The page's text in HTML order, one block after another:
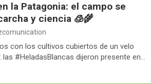
la Patagonia: el campo se
y ciencia 🧊🌾
con los cultivos cubiertos de un velo
las #HeladasBlancas dijeron presente en…